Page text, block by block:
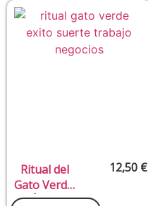
Ritual del
Gato Verde,
Éxito,
12,50 €